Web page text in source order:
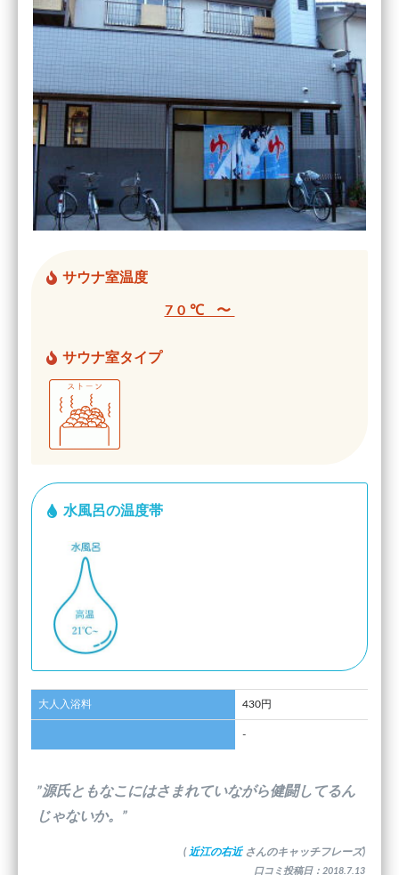
サウナ室温度
70℃ 〜
サウナ室タイプ
水風呂の温度帯
大人入浴料 430円
-
”源氏ともなこにはさまれていながら健闘してるん
じゃないか。”
( 近江の右近 さんのキャッチフレーズ)
口コミ投稿日：2018.7.13